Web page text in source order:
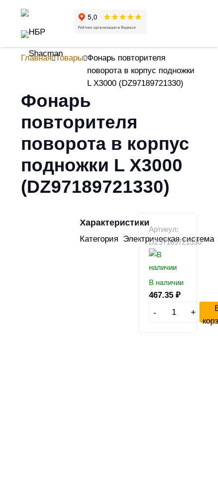
Главная Товары Фонарь повторителя
поворота в корпус подножки
L X3000 (DZ97189721330)
Фонарь
повторителя
поворота в корпус
подножки L X3000
(DZ97189721330)
Характеристики
Категория Электрическая система
Артикул:
DZ97189721330
В наличии
467.35 ₽
- +